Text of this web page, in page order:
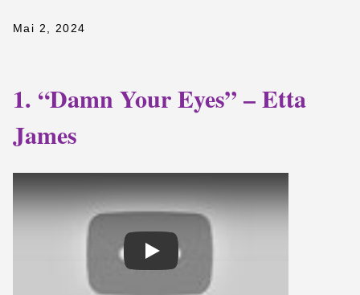
Mai 2, 2024
1. “Damn Your Eyes” – Etta
James
Play